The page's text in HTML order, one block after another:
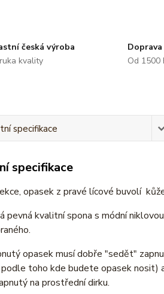
česká výroba
kvality
Od 1500
specifikace
specifikace
opasek z pravé lícové buvolí
pevná kvalitní spona s módní
opasek musí dobře "sedět"
toho kde budete opasek
na prostřední dirku.